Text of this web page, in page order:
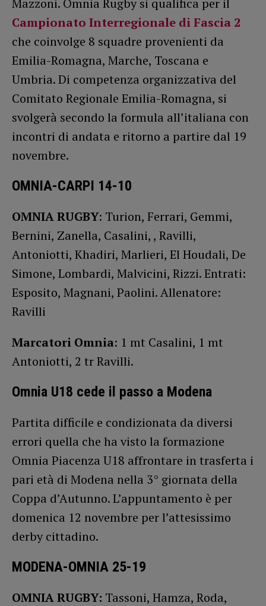
Campionato Interregionale di Fascia 2
che coinvolge 8 squadre provenienti da
Emilia-Romagna, Marche, Toscana e
Umbria. Di competenza organizzativa del
Comitato Regionale Emilia-Romagna, si
svolgerà secondo la formula all’italiana con
incontri di andata e ritorno a partire dal 19
novembre.
OMNIA-CARPI 14-10
OMNIA RUGBY: Turion, Ferrari, Gemmi,
Bernini, Zanella, Casalini, , Ravilli,
Antoniotti, Khadiri, Marlieri, El Houdali, De
Simone, Lombardi, Malvicini, Rizzi. Entrati:
Esposito, Magnani, Paolini. Allenatore:
Ravilli
Marcatori Omnia: 1 mt Casalini, 1 mt
Antoniotti, 2 tr Ravilli.
Omnia U18 cede il passo a Modena
Partita difficile e condizionata da diversi
errori quella che ha visto la formazione
Omnia Piacenza U18 affrontare in trasferta i
pari età di Modena nella 3° giornata della
Coppa d’Autunno. L’appuntamento è per
domenica 12 novembre per l’attesissimo
derby cittadino.
MODENA-OMNIA 25-19
OMNIA RUGBY: Tassoni, Hamza, Roda,